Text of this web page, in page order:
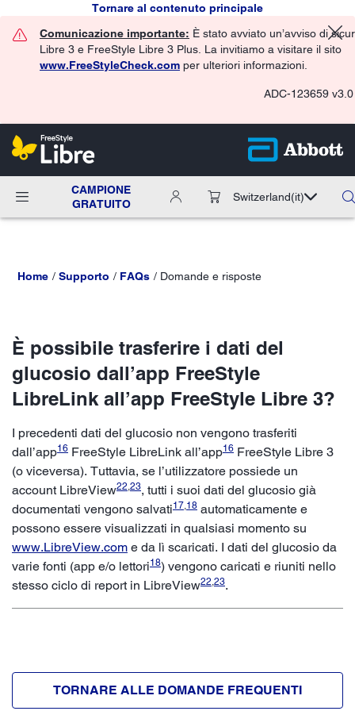
Tornare al contenuto principale
Comunicazione importante: È stato avviato un’avviso di
Libre 3 e FreeStyle Libre 3 Plus. La invitiamo a visitare il sito
www.FreeStyleCheck.com per ulteriori informazioni.
ADC-123659 v3.0
CAMPIONE
GRATUITO
Switzerland(it)
Home Supporto FAQs Domande e risposte
È possibile trasferire i dati del
glucosio dall’app FreeStyle
LibreLink all’app FreeStyle Libre 3?
I precedenti dati del glucosio non vengono trasferiti
dall’app16 FreeStyle LibreLink all’app16 FreeStyle Libre 3
(o viceversa). Tuttavia, se l’utilizzatore possiede un
account LibreView22,23, tutti i suoi dati del glucosio già
documentati vengono salvati17,18 automaticamente e
possono essere visualizzati in qualsiasi momento su
www.LibreView.com e da lì scaricati. I dati del glucosio da
varie fonti (app e/o lettori18) vengono caricati e riuniti nello
stesso ciclo di report in LibreView22,23.
TORNARE ALLE DOMANDE FREQUENTI